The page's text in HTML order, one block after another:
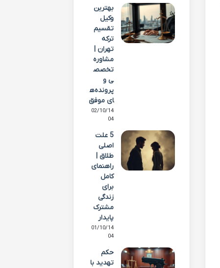
بهترین
وکیل
تقسیم
ترکه
تهران |
مشاوره
تخصص
ی و
پرونده‌ه
ای موفق
02/10/14
04
5 علت
اصلی
طلاق |
راهنمای
کامل
برای
زندگی
مشترک
پایدار
01/10/14
04
حکم
تهدید با